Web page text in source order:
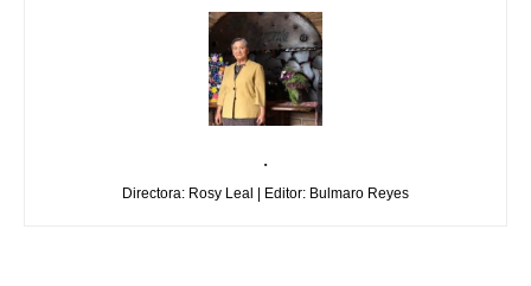
.
Directora: Rosy Leal | Editor: Bulmaro Reyes